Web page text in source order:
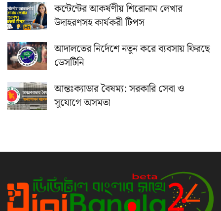
কন্টেন্টের আকর্ষণীয় শিরোনাম লেখার
উদাহরণসহ কার্যকরী টিপস
আদালতের নির্দেশে নতুন করে ব্যবসায় ফিরছে
ডেসটিনি
আন্তঃক্যাডার বৈষম্য: সরকারি সেবা ও
সুযোগে অসমতা